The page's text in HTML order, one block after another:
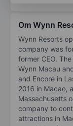
Om Wynn
Wynn Resorts
company was
former CEO.
Wynn Macau
and Encore in
2016 in Macao,
Massachusetts
company to
attractions in